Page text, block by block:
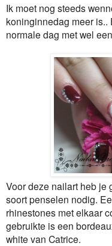
Ik moet nog steeds
koninginnedag meer
normale dag met wel
Voor deze nailart heb je
soort penselen nodig.
rhinestones met elkaar
gebruikte is een
white van Catrice.